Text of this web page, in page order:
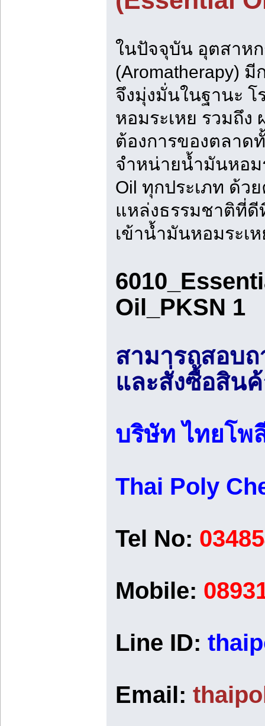
ในปัจจุบัน อุตสาห
(Aromatherapy)
จึงมุ่งมั่นในฐานะ
หอมระเหย รวมถึง
ต้องการของตลาด
จำหน่ายน้ำมันหอม
Oil ทุกประเภท ด้ว
แหล่งธรรมชาติที่ดี
เข้าน้ำมันหอมระเ
Oil_PKSN 1
สามารถสอบ
และสั่งซื้อสิน
บริษัท ไทยโพ
Thai Poly
Tel No:
Mobile:
Line ID:
Email: